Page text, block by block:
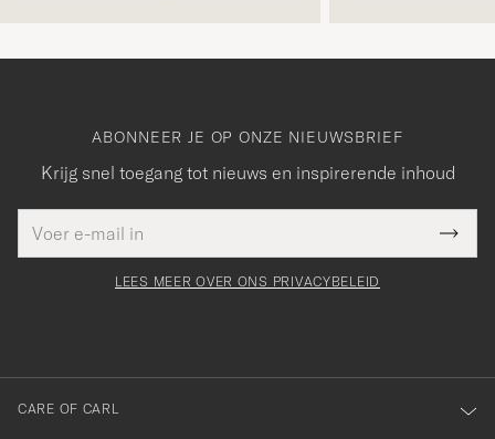
ABONNEER JE OP ONZE NIEUWSBRIEF
Krijg snel toegang tot nieuws en inspirerende inhoud
mailadres
veldBedankt
voor
onze
nieuwsbrief!
LEES MEER OVER ONS PRIVACYBELEID
CARE OF CARL